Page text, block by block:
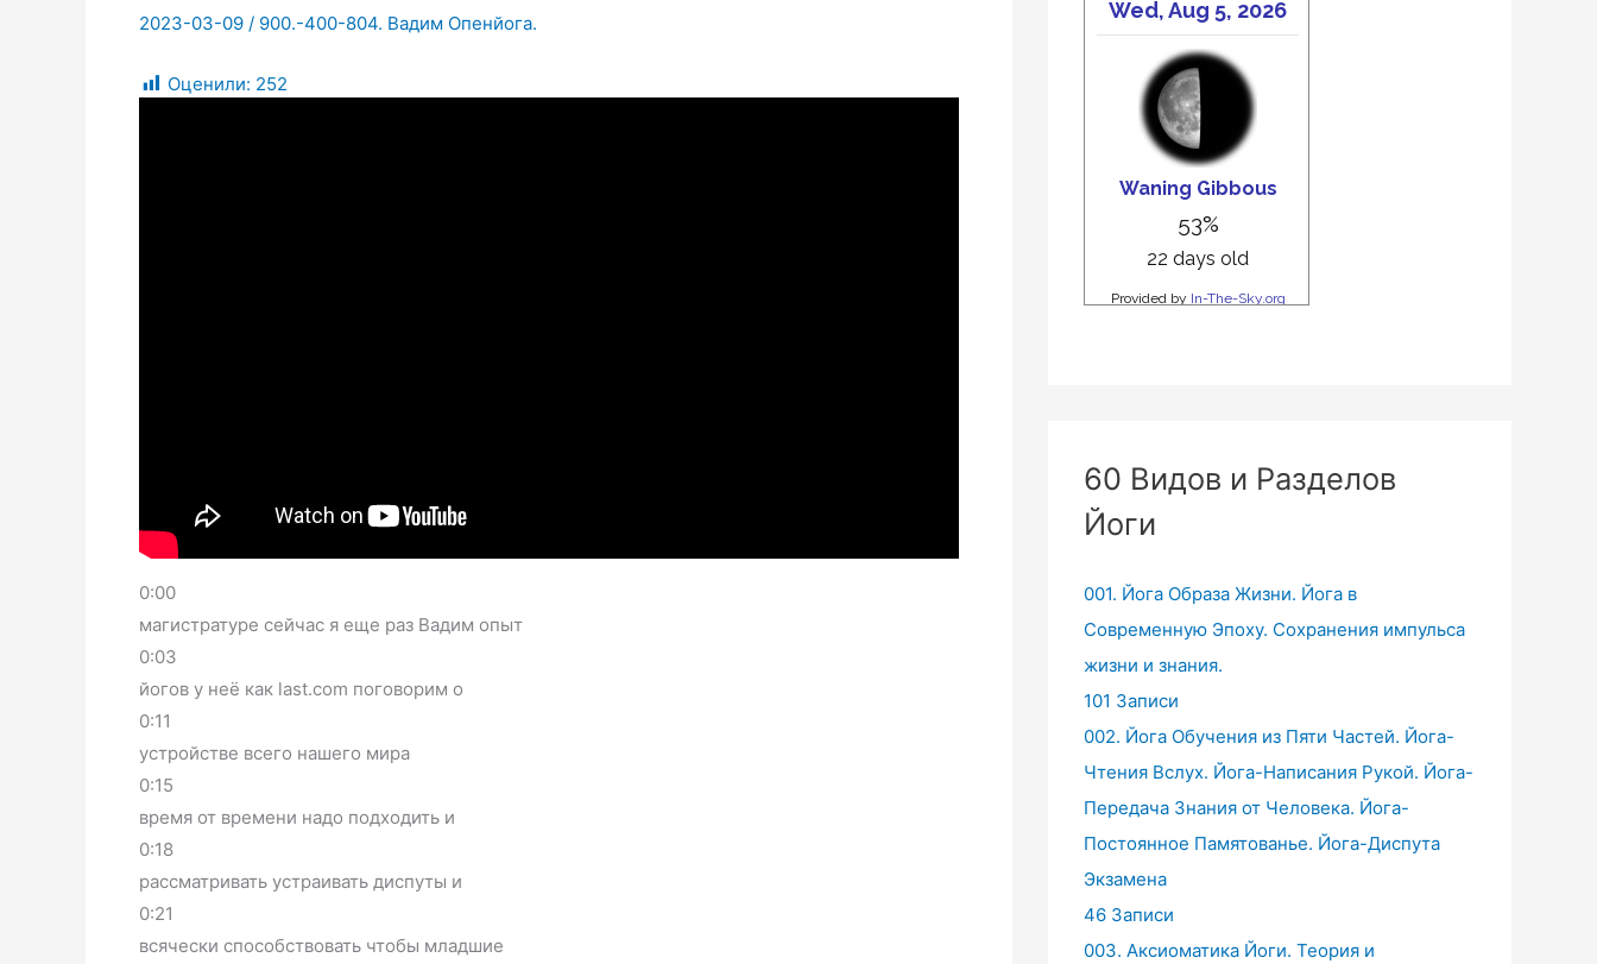
2023-03-09 / 900.-400-804. Вадим Опенйога.
Оценили: 252
0:00
магистратуре сейчас я еще раз Вадим опыт
0:03
йогов у неё как last.com поговорим о
0:11
устройстве всего нашего мира
0:15
время от времени надо подходить и
0:18
рассматривать устраивать диспуты и
0:21
всячески способствовать чтобы младшие
60 Видов и Разделов
Йоги
001. Йога Образа Жизни. Йога в
Современную Эпоху. Сохранения импульса
жизни и знания.
101 Записи
002. Йога Обучения из Пяти Частей. Йога-
Чтения Вслух. Йога-Написания Рукой. Йога-
Передача Знания от Человека. Йога-
Постоянное Памятованье. Йога-Диспута
Экзамена
46 Записи
003. Аксиоматика Йоги. Теория и